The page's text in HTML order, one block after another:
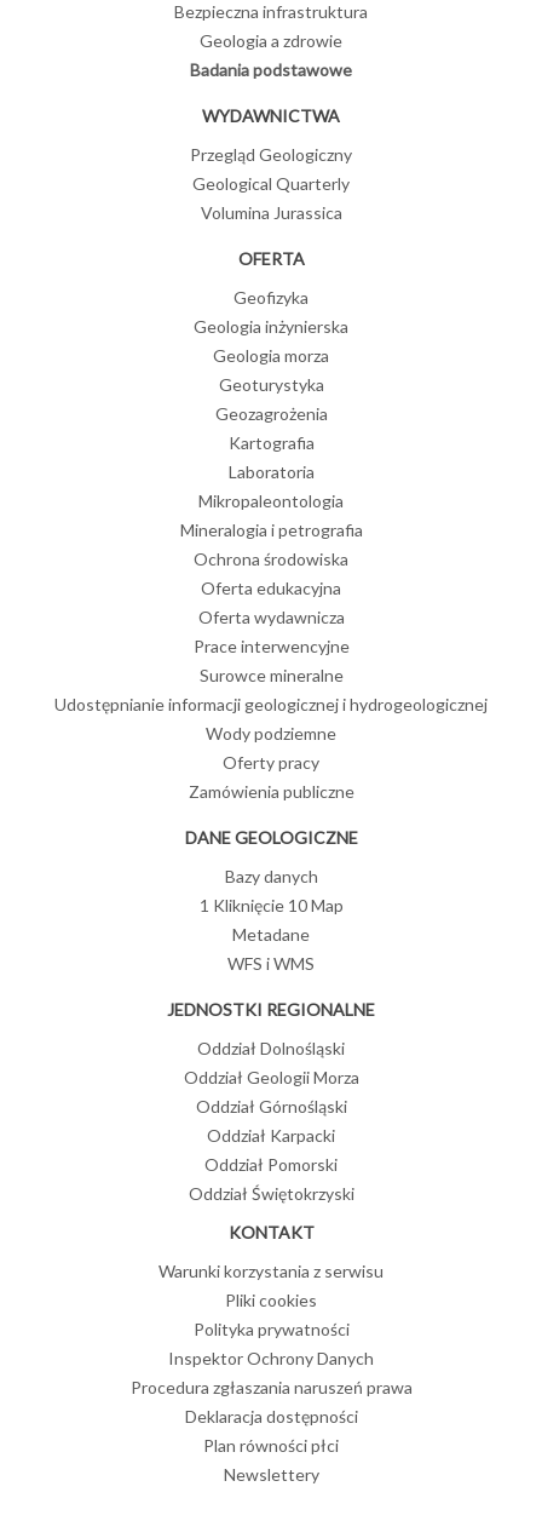
Bezpieczna infrastruktura
Geologia a zdrowie
Badania podstawowe
WYDAWNICTWA
Przegląd Geologiczny
Geological Quarterly
Volumina Jurassica
OFERTA
Geofizyka
Geologia inżynierska
Geologia morza
Geoturystyka
Geozagrożenia
Kartografia
Laboratoria
Mikropaleontologia
Mineralogia i petrografia
Ochrona środowiska
Oferta edukacyjna
Oferta wydawnicza
Prace interwencyjne
Surowce mineralne
Udostępnianie informacji geologicznej i hydrogeologicznej
Wody podziemne
Oferty pracy
Zamówienia publiczne
DANE GEOLOGICZNE
Bazy danych
1 Kliknięcie 10 Map
Metadane
WFS i WMS
JEDNOSTKI REGIONALNE
Oddział Dolnośląski
Oddział Geologii Morza
Oddział Górnośląski
Oddział Karpacki
Oddział Pomorski
Oddział Świętokrzyski
KONTAKT
Warunki korzystania z serwisu
Pliki cookies
Polityka prywatności
Inspektor Ochrony Danych
Procedura zgłaszania naruszeń prawa
Deklaracja dostępności
Plan równości płci
Newslettery